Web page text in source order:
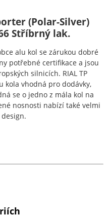
(Polar-Silver)
Stříbrný lak.
alu kol se zárukou dobré
potřebné certifikace a jsou
silnicích. RIAL TP
kola vhodná pro dodávky,
se o jedno z mála kol na
nosnosti nabízí také velmi